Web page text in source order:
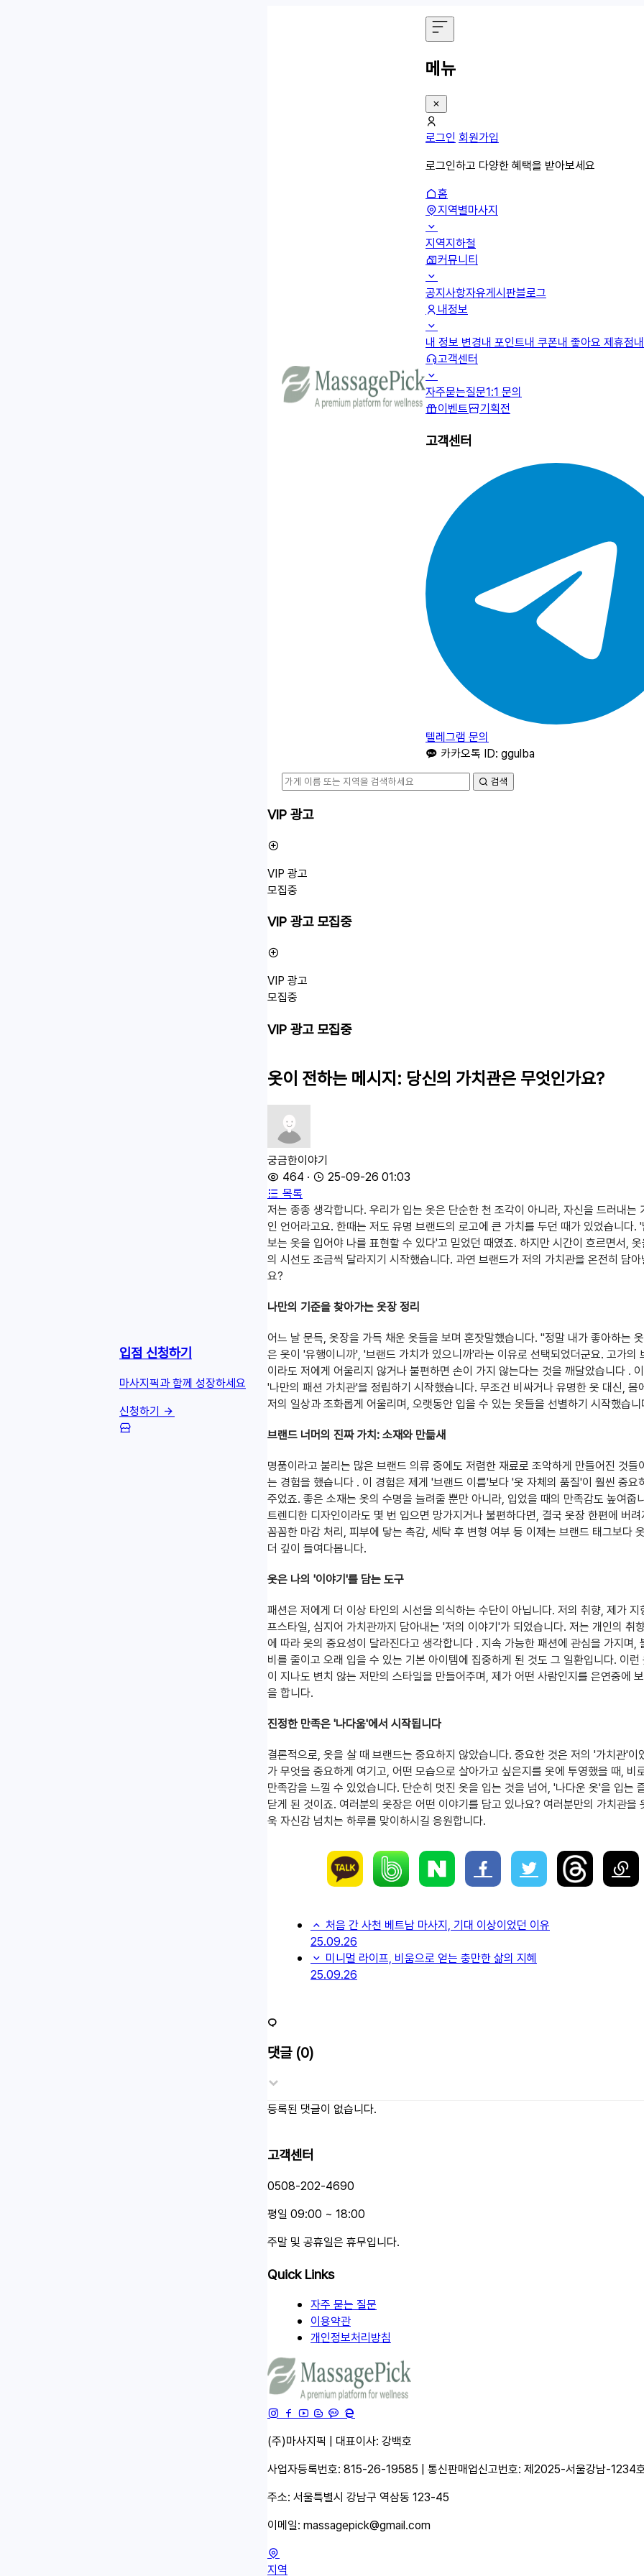
메뉴
로그인 회원가입
로그인하고 다양한 혜택을 받아보세요
홈
지역별마사지
지역지하철
커뮤니티
공지사항자유게시판블로그
내정보
내 정보 변경내 포인트내 쿠폰내 좋아요 제휴점
고객센터
자주묻는질문1:1 문의
이벤트
기획전
고객센터
텔레그램 문의
카카오톡 ID: ggulba
검색
VIP 광고
VIP 광고
모집중
VIP 광고 모집중
VIP 광고
모집중
VIP 광고 모집중
옷이 전하는 메시지: 당신의 가치관은 무엇인가요?
궁금한이야기
464 ·
25-09-26 01:03
목록
저는 종종 생각합니다. 우리가 입는 옷은 단순한 천 조각이 아니라, 자신을 드러내는
인 언어라고요. 한때는 저도 유명 브랜드의 로고에 큰 가치를 두던 때가 있었습니다.
보는 옷을 입어야 나를 표현할 수 있다'고 믿었던 때였죠. 하지만 시간이 흐르면서,
의 시선도 조금씩 달라지기 시작했습니다. 과연 브랜드가 저의 가치관을 온전히 담
요?
나만의 기준을 찾아가는 옷장 정리
어느 날 문득, 옷장을 가득 채운 옷들을 보며 혼잣말했습니다. "정말 내가 좋아하는
은 옷이 '유행이니까', '브랜드 가치가 있으니까'라는 이유로 선택되었더군요. 고가의
이라도 저에게 어울리지 않거나 불편하면 손이 가지 않는다는 것을 깨달았습니다 .
'나만의 패션 가치관'을 정립하기 시작했습니다. 무조건 비싸거나 유명한 옷 대신, 몸
저의 일상과 조화롭게 어울리며, 오랫동안 입을 수 있는 옷들을 선별하기 시작했습니
브랜드 너머의 진짜 가치: 소재와 만듦새
명품이라고 불리는 많은 브랜드 의류 중에도 저렴한 재료로 조악하게 만들어진 것들
는 경험을 했습니다 . 이 경험은 제게 '브랜드 이름'보다 '옷 자체의 품질'이 훨씬 중요
주었죠. 좋은 소재는 옷의 수명을 늘려줄 뿐만 아니라, 입었을 때의 만족감도 높여줍
트렌디한 디자인이라도 몇 번 입으면 망가지거나 불편하다면, 결국 옷장 한편에 버
꼼꼼한 마감 처리, 피부에 닿는 촉감, 세탁 후 변형 여부 등 이제는 브랜드 태그보다
더 깊이 들여다봅니다.
옷은 나의 '이야기'를 담는 도구
패션은 저에게 더 이상 타인의 시선을 의식하는 수단이 아닙니다. 저의 취향, 제가 지
프스타일, 심지어 가치관까지 담아내는 '저의 이야기'가 되었습니다. 저는 개인의 취
에 따라 옷의 중요성이 달라진다고 생각합니다 . 지속 가능한 패션에 관심을 가지며,
비를 줄이고 오래 입을 수 있는 기본 아이템에 집중하게 된 것도 그 일환입니다. 이런
이 지나도 변치 않는 저만의 스타일을 만들어주며, 제가 어떤 사람인지를 은연중에
을 합니다.
진정한 만족은 '나다움'에서 시작됩니다
결론적으로, 옷을 살 때 브랜드는 중요하지 않았습니다. 중요한 것은 저의 '가치관'이
가 무엇을 중요하게 여기고, 어떤 모습으로 살아가고 싶은지를 옷에 투영했을 때, 비
만족감을 느낄 수 있었습니다. 단순히 멋진 옷을 입는 것을 넘어, '나다운 옷'을 입는
닫게 된 것이죠. 여러분의 옷장은 어떤 이야기를 담고 있나요? 여러분만의 가치관을
욱 자신감 넘치는 하루를 맞이하시길 응원합니다.
처음 간 사천 베트남 마사지, 기대 이상이었던 이유
25.09.26
미니멀 라이프, 비움으로 얻는 충만한 삶의 지혜
25.09.26
댓글 (0)
등록된 댓글이 없습니다.
고객센터
0508-202-4690
평일 09:00 ~ 18:00
주말 및 공휴일은 휴무입니다.
Quick Links
자주 묻는 질문
이용약관
개인정보처리방침
(주)마사지픽 | 대표이사: 강백호
사업자등록번호: 815-26-19585 | 통신판매업신고번호: 제2025-서울강남-1234
주소: 서울특별시 강남구 역삼동 123-45
이메일: massagepick@gmail.com
입점 신청하기
마사지픽과 함께 성장하세요
신청하기
지역